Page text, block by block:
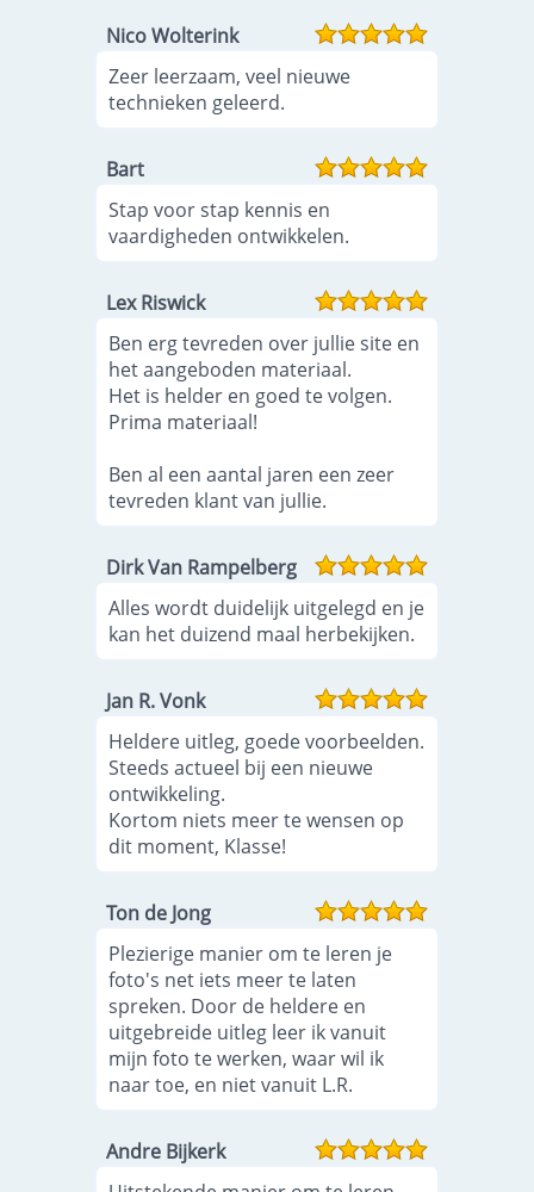
Nico Wolterink
Zeer leerzaam, veel nieuwe
technieken geleerd.
Bart
Stap voor stap kennis en
vaardigheden ontwikkelen.
Lex Riswick
Ben erg tevreden over jullie site en
het aangeboden materiaal.
Het is helder en goed te volgen.
Prima materiaal!
Ben al een aantal jaren een zeer
tevreden klant van jullie.
Dirk Van Rampelberg
Alles wordt duidelijk uitgelegd en je
kan het duizend maal herbekijken.
Jan R. Vonk
Heldere uitleg, goede voorbeelden.
Steeds actueel bij een nieuwe
ontwikkeling.
Kortom niets meer te wensen op
dit moment, Klasse!
Ton de Jong
Plezierige manier om te leren je
foto's net iets meer te laten
spreken. Door de heldere en
uitgebreide uitleg leer ik vanuit
mijn foto te werken, waar wil ik
naar toe, en niet vanuit L.R.
Andre Bijkerk